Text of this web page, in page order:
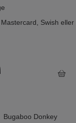
Swish eller
Bugaboo Donkey